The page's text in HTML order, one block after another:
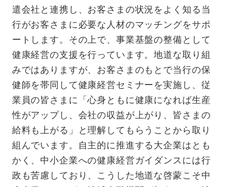
遣会社と連携し、お客さまの状況をよく知る当
行がお客さまに必要な人材のマッチングをサポ
ートします。その上で、事業基盤の整備として
健康経営の支援を行っています。地道な取り組
みではありますが、お客さまのもとで当行の保
健師を帯同して健康経営セミナーを実施し、従
業員の皆さまに「心身ともに健康になれば生産
性がアップし、会社の収益が上がり、皆さまの
給料も上がる」と理解してもらうことから取り
組んでいます。自主的に推進する大企業はとも
かく、中小企業への健康経営ガイダンスには行
政も苦慮しており、こうした地道な啓蒙こそ中